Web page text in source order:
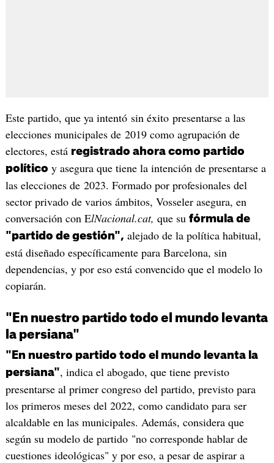
Este partido, que ya intentó sin éxito presentarse a las
elecciones municipales de 2019 como agrupación de
electores, está registrado ahora como partido
político y asegura que tiene la intención de presentarse a
las elecciones de 2023. Formado por profesionales del
sector privado de varios ámbitos, Vosseler asegura, en
conversación con ElNacional.cat, que su fórmula de
"partido de gestión", alejado de la política habitual,
está diseñado específicamente para Barcelona, sin
dependencias, y por eso está convencido que el modelo lo
copiarán.
"En nuestro partido todo el mundo levanta
la persiana"
"En nuestro partido todo el mundo levanta la
persiana", indica el abogado, que tiene previsto
presentarse al primer congreso del partido, previsto para
los primeros meses del 2022, como candidato para ser
alcaldable en las municipales. Además, considera que
según su modelo de partido "no corresponde hablar de
cuestiones ideológicas" y por eso, a pesar de aspirar a